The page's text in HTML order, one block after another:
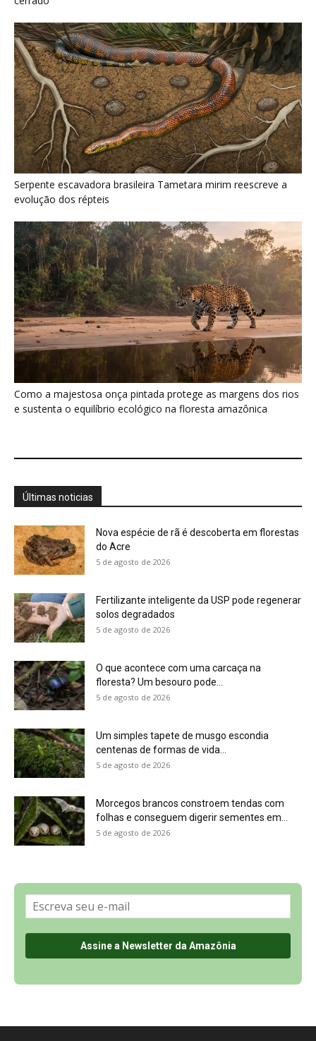
Como a majestosa onça pintada protege as margens dos rios
e sustenta o equilíbrio ecológico na floresta amazônica
Últimas noticias
Nova espécie de rã é descoberta em florestas
do Acre
5 de agosto de 2026
Fertilizante inteligente da USP pode regenerar
solos degradados
5 de agosto de 2026
Um simples tapete de musgo escondia
5 de agosto de 2026
5 de agosto de 2026
Política de Privacidade, LGPD e RGPD
Termos de Serviço
Últimas Notícias